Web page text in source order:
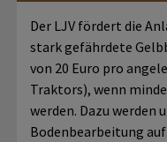
Der LJV fördert die
stark gefährdete
von 20 Euro pro
Traktors), wenn
werden. Dazu
Bodenbearbeitung